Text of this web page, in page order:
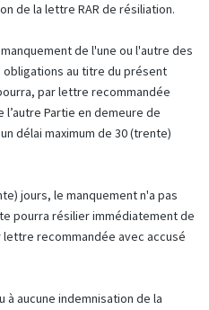
de la lettre RAR de résiliation.
de l'une ou l'autre des
obligations au titre du présent
par lettre recommandée
Partie en demeure de
délai maximum de 30 (trente)
jours, le manquement n'a pas
pourra résilier immédiatement de
recommandée avec accusé
à aucune indemnisation de la